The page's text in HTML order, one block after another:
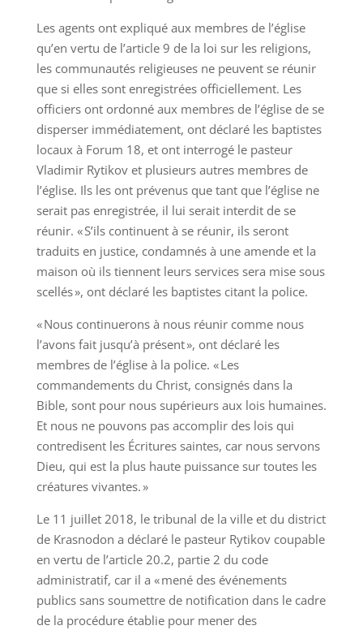
Les agents ont expliqué aux membres de l’église
qu’en vertu de l’article 9 de la loi sur les religions,
les communautés religieuses ne peuvent se réunir
que si elles sont enregistrées officiellement. Les
officiers ont ordonné aux membres de l’église de se
disperser immédiatement, ont déclaré les baptistes
locaux à Forum 18, et ont interrogé le pasteur
Vladimir Rytikov et plusieurs autres membres de
l’église. Ils les ont prévenus que tant que l’église ne
serait pas enregistrée, il lui serait interdit de se
réunir. « S’ils continuent à se réunir, ils seront
traduits en justice, condamnés à une amende et la
maison où ils tiennent leurs services sera mise sous
scellés », ont déclaré les baptistes citant la police.
« Nous continuerons à nous réunir comme nous
l’avons fait jusqu’à présent », ont déclaré les
membres de l’église à la police. « Les
commandements du Christ, consignés dans la
Bible, sont pour nous supérieurs aux lois humaines.
Et nous ne pouvons pas accomplir des lois qui
contredisent les Écritures saintes, car nous servons
Dieu, qui est la plus haute puissance sur toutes les
créatures vivantes. »
Le 11 juillet 2018, le tribunal de la ville et du district
de Krasnodon a déclaré le pasteur Rytikov coupable
en vertu de l’article 20.2, partie 2 du code
administratif, car il a « mené des événements
publics sans soumettre de notification dans le cadre
de la procédure établie pour mener des